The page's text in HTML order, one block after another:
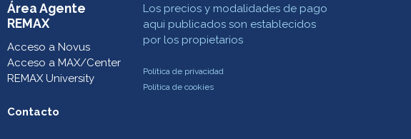
Área Agente
REMAX
Acceso a Novus
Acceso a MAX/Center
REMAX University
Contacto
Los precios y modalidades de pago
aqui publicados son establecidos
por los propietarios
Política de privacidad
Política de cookies